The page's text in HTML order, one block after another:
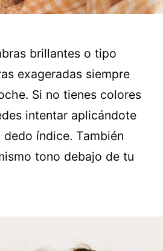
brillantes o tipo
exageradas siempre
Si no tienes colores
intentar aplicándote
índice. También
tono debajo de tu